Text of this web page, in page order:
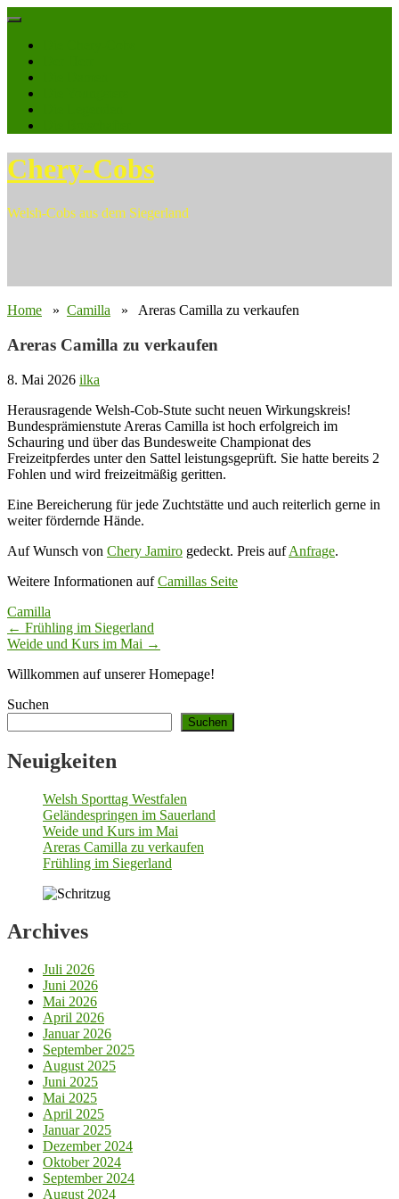
Skip
content
Chery-Cobs
Welsh-Cobs aus dem Siegerland
Home » Camilla » Areras Camilla zu verkaufen
Areras Camilla zu verkaufen
8. Mai 2026 ilka
Herausragende Welsh-Cob-Stute sucht neuen Wirkungskreis!
Bundesprämienstute Areras Camilla ist hoch erfolgreich im
Schauring und über das Bundesweite Championat des
Freizeitpferdes unter den Sattel leistungsgeprüft. Sie hatte bereits 2
Fohlen und wird freizeitmäßig geritten.
Eine Bereicherung für jede Zuchtstätte und auch reiterlich gerne in
weiter fördernde Hände.
Auf Wunsch von Chery Jamiro gedeckt. Preis aufAnfrage.
Weitere Informationen aufCamillas Seite
Camilla
Beitragsnavigation
← Frühling im Siegerland
Weide und Kurs im Mai →
Willkommen auf unserer Homepage!
Suchen
Suchen
Neuigkeiten
Welsh Sporttag Westfalen
Geländespringen im Sauerland
Weide und Kurs im Mai
Areras Camilla zu verkaufen
Frühling im Siegerland
Archives
Juli 2026
Juni 2026
Mai 2026
April 2026
Januar 2026
September 2025
August 2025
Juni 2025
Mai 2025
April 2025
Januar 2025
Dezember 2024
Oktober 2024
September 2024
August 2024